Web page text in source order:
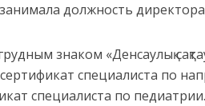
должность
знаком «Денсаулық
специалиста по
специалиста по педиатрии.